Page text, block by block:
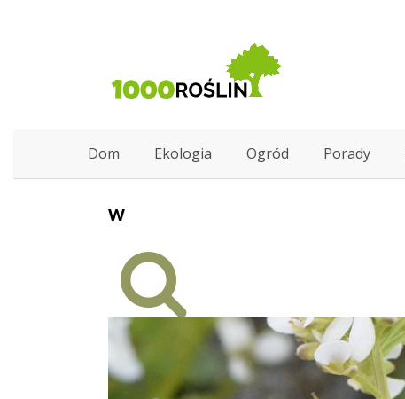
Dom Ekologia Ogród Porady
w